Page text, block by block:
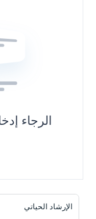
الرجاء
الإرشاد الحياتي